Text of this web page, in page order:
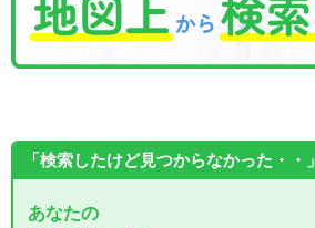
「検索したけど見つからなかった・・」
あなたの